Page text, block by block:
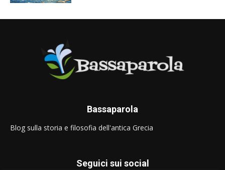
Bassaparola
Blog sulla storia e filosofia dell'antica Grecia
Seguici sui social